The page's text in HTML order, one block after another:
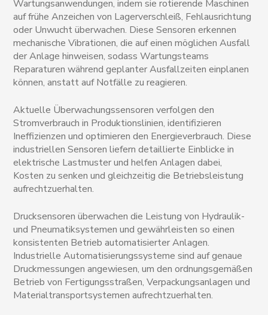
Wartungsanwendungen, indem sie rotierende Maschinen
auf frühe Anzeichen von Lagerverschleiß, Fehlausrichtung
oder Unwucht überwachen. Diese Sensoren erkennen
mechanische Vibrationen, die auf einen möglichen Ausfall
der Anlage hinweisen, sodass Wartungsteams
Reparaturen während geplanter Ausfallzeiten einplanen
können, anstatt auf Notfälle zu reagieren.
Aktuelle Überwachungssensoren verfolgen den
Stromverbrauch in Produktionslinien, identifizieren
Ineffizienzen und optimieren den Energieverbrauch. Diese
industriellen Sensoren liefern detaillierte Einblicke in
elektrische Lastmuster und helfen Anlagen dabei,
Kosten zu senken und gleichzeitig die Betriebsleistung
aufrechtzuerhalten.
Drucksensoren überwachen die Leistung von Hydraulik-
und Pneumatiksystemen und gewährleisten so einen
konsistenten Betrieb automatisierter Anlagen.
Industrielle Automatisierungssysteme sind auf genaue
Druckmessungen angewiesen, um den ordnungsgemäßen
Betrieb von Fertigungsstraßen, Verpackungsanlagen und
Materialtransportsystemen aufrechtzuerhalten.